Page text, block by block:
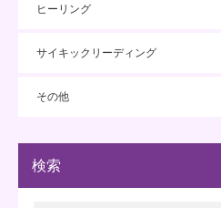
ヒーリング
サイキックリーディング
その他
検索